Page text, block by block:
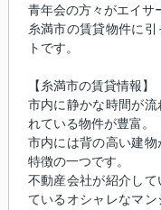
青年会の方々がエイサ
糸満市の賃貸物件に
トです。
【糸満市の賃貸情報】
市内に静かな時間が
れている物件が豊富。
市内には背の高い建
特徴の一つです。
不動産会社が紹介し
ているオシャレなマ